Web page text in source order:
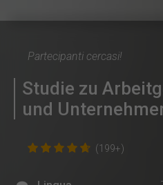
Partecipanti cercasi!
Studie zu
und
(199+)